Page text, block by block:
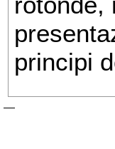
principi